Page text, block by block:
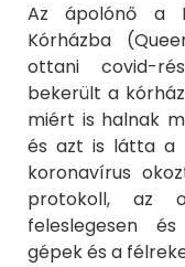
Az ápolónő a
Kórházba
ottani covid-
bekerült a
miért is halnak
és azt is látta a
koronavírus
protokoll, az
feleslegesen
gépek és a